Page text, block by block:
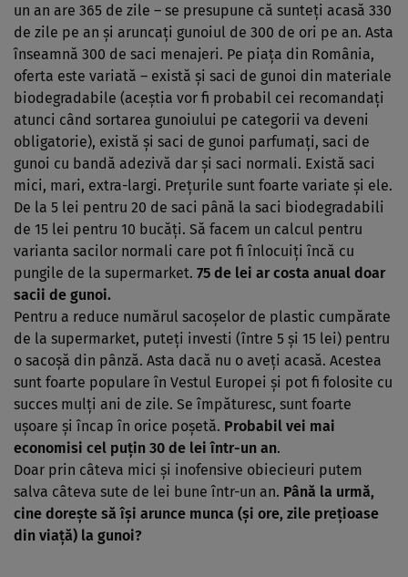
un an are 365 de zile – se presupune că sunteţi acasă 330
de zile pe an şi aruncaţi gunoiul de 300 de ori pe an. Asta
înseamnă 300 de saci menajeri. Pe piaţa din România,
oferta este variată – există şi saci de gunoi din materiale
biodegradabile (aceştia vor fi probabil cei recomandaţi
atunci când sortarea gunoiului pe categorii va deveni
obligatorie), există şi saci de gunoi parfumaţi, saci de
gunoi cu bandă adezivă dar şi saci normali. Există saci
mici, mari, extra-largi. Preţurile sunt foarte variate şi ele.
De la 5 lei pentru 20 de saci până la saci biodegradabili
de 15 lei pentru 10 bucăţi. Să facem un calcul pentru
varianta sacilor normali care pot fi înlocuiţi încă cu
pungile de la supermarket. 75 de lei ar costa anual doar
sacii de gunoi.
Pentru a reduce numărul sacoşelor de plastic cumpărate
de la supermarket, puteţi investi (între 5 şi 15 lei) pentru
o sacoşă din pânză. Asta dacă nu o aveţi acasă. Acestea
sunt foarte populare în Vestul Europei şi pot fi folosite cu
succes mulţi ani de zile. Se împăturesc, sunt foarte
uşoare şi încap în orice poşetă. Probabil vei mai
economisi cel puţin 30 de lei într-un an.
Doar prin câteva mici şi inofensive obiecieuri putem
salva câteva sute de lei bune într-un an. Până la urmă,
cine doreşte să îşi arunce munca (şi ore, zile preţioase
din viaţă) la gunoi?